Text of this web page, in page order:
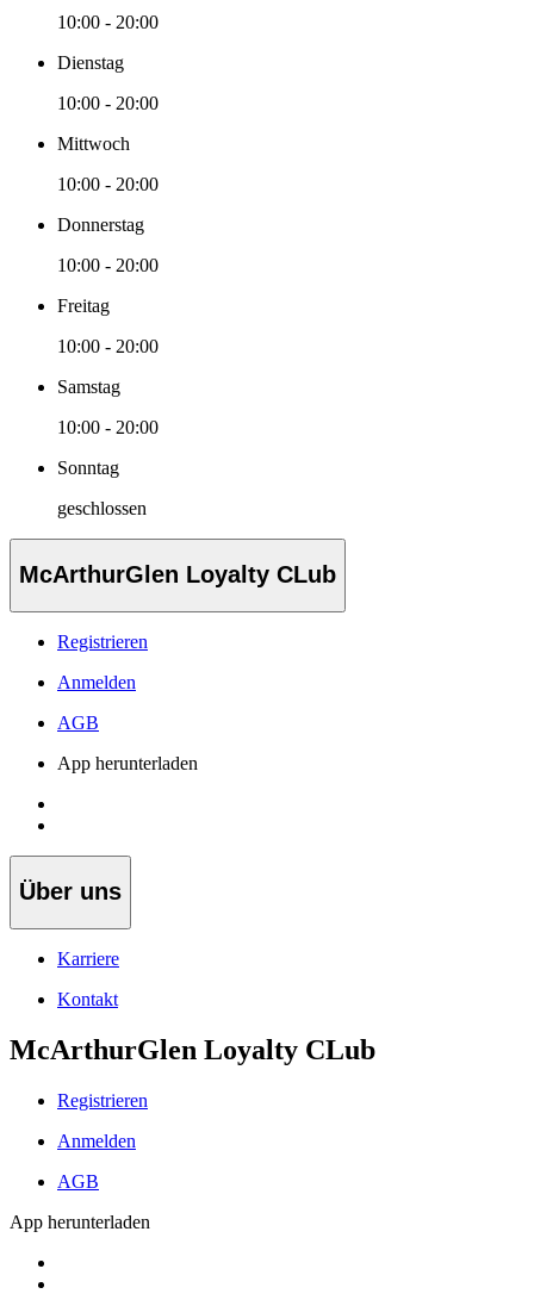
10:00 - 20:00
Dienstag
10:00 - 20:00
Mittwoch
10:00 - 20:00
Donnerstag
10:00 - 20:00
Freitag
10:00 - 20:00
Samstag
10:00 - 20:00
Sonntag
geschlossen
McArthurGlen Loyalty CLub
Registrieren
Anmelden
AGB
App herunterladen
Über uns
Karriere
Kontakt
McArthurGlen Loyalty CLub
Registrieren
Anmelden
AGB
App herunterladen